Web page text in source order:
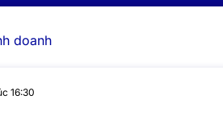
doanh
16:30